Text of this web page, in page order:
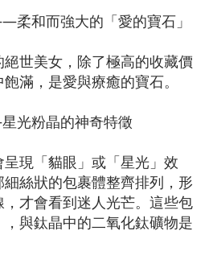
和而強大的「愛的寶石」
世美女，除了極高的收藏價
滿，是愛與療癒的寶石。
光粉晶的神奇特徵
現「貓眼」或「星光」效
絲狀的包裹體整齊排列，形
才會看到迷人光芒。這些包
與鈦晶中的二氧化鈦礦物是